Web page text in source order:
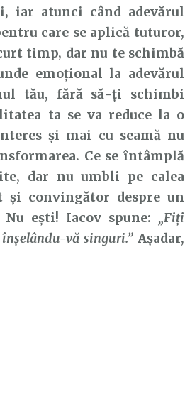
iar atunci când adevărul
care se aplică tuturor,
timp, dar nu te schimbă
emoțional la adevărul
tău, fără să-ți schimbi
ta se va reduce la o
și mai cu seamă nu
Ce se întâmplă
dar nu umbli pe calea
și convingător despre un
ești! Iacov spune: „Fiţi
vă singuri.” Așadar,